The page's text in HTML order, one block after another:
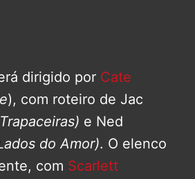
dirigido por Cate
), com roteiro de Jac
e Ned
do Amor). O elenco
com Scarlett